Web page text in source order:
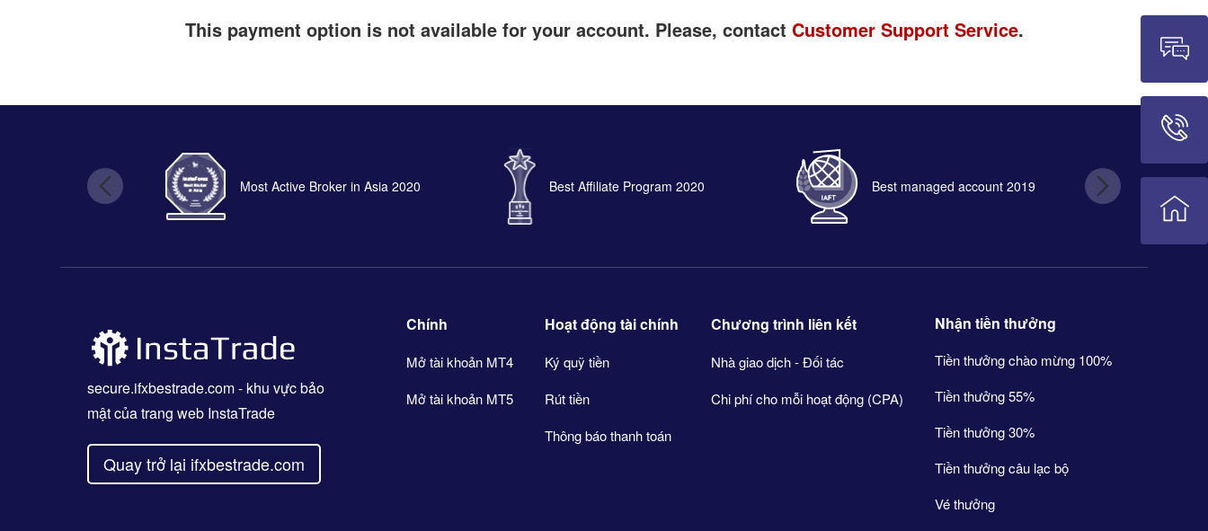
This payment option is not available for your account. Please, contact Customer Support Service.
Most Active Broker in Asia 2020 Best Affiliate Program 2020 Best managed account 2019
secure.ifxbestrade.com- khu vực bảo
mật của trang web InstaTrade
Quay trở lại ifxbestrade.com
Chính
Mở tài khoản MT4
Mở tài khoản MT5
Hoạt động tài chính
Ký quỹ tiền
Rút tiền
Thông báo thanh toán
Chương trình liên kết
Nhà giao dịch - Đối tác
Chi phí cho mỗi hoạt động (CPA)
Nhận tiền thưởng
Tiền thưởng chào mừng 100%
Tiền thưởng 55%
Tiền thưởng 30%
Tiền thưởng câu lạc bộ
Vé thưởng